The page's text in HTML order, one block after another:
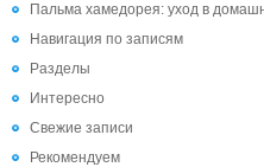
Пальма хамедорея: уход в
Навигация по записям
Разделы
Интересно
Свежие записи
Рекомендуем